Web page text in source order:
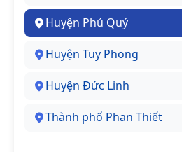
Huyện Phú Quý
Huyện Tuy Phong
Huyện Đức Linh
Thành phố Phan Thiết